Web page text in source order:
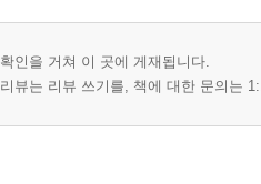
인을 거쳐 이 곳에 게재됩니다.
뷰는 리뷰 쓰기를, 책에 대한 문의는